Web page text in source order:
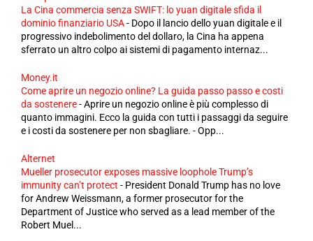
La Cina commercia senza SWIFT: lo yuan digitale sfida il
dominio finanziario USA- Dopo il lancio dello yuan digitale e il
progressivo indebolimento del dollaro, la Cina ha appena
sferrato un altro colpo ai sistemi di pagamento internaz...
Money.it
Come aprire un negozio online? La guida passo passo e costi
da sostenere-Aprire un negozio online è più complesso di
quanto immagini. Ecco la guida con tutti i passaggi da seguire
e i costi da sostenere per non sbagliare. - Opp...
Alternet
Mueller prosecutor exposes massive loophole Trump’s
immunity can’t protect - President Donald Trump has no love
for Andrew Weissmann, a former prosecutor for the
Department of Justice who served as a lead member of the
Robert Muel...